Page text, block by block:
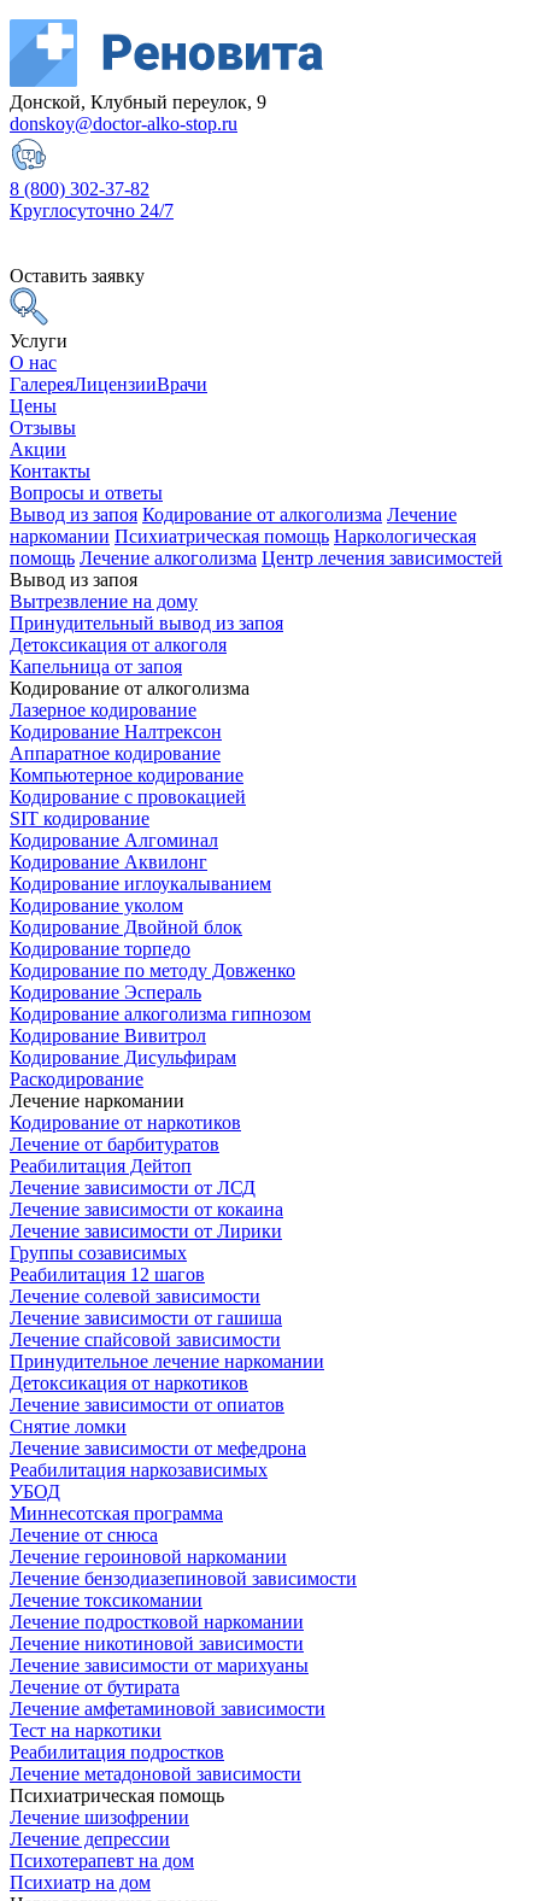
Донской, Клубный переулок, 9
donskoy@doctor-alko-stop.ru
8 (800) 302-37-82
Круглосуточно 24/7
Оставить заявку
Услуги
О нас
ГалереяЛицензииВрачи
Цены
Отзывы
Акции
Контакты
Вопросы и ответы
Вывод из запоя Кодирование от алкоголизма Лечение
наркомании Психиатрическая помощь Наркологическая
помощь Лечение алкоголизма Центр лечения зависимостей
Вывод из запоя
Вытрезвление на дому
Принудительный вывод из запоя
Детоксикация от алкоголя
Капельница от запоя
Кодирование от алкоголизма
Лазерное кодирование
Кодирование Налтрексон
Аппаратное кодирование
Компьютерное кодирование
Кодирование с провокацией
SIT кодирование
Кодирование Алгоминал
Кодирование Аквилонг
Кодирование иглоукалыванием
Кодирование уколом
Кодирование Двойной блок
Кодирование торпедо
Кодирование по методу Довженко
Кодирование Эспераль
Кодирование алкоголизма гипнозом
Кодирование Вивитрол
Кодирование Дисульфирам
Раскодирование
Лечение наркомании
Кодирование от наркотиков
Лечение от барбитуратов
Реабилитация Дейтоп
Лечение зависимости от ЛСД
Лечение зависимости от кокаина
Лечение зависимости от Лирики
Группы созависимых
Реабилитация 12 шагов
Лечение солевой зависимости
Лечение зависимости от гашиша
Лечение спайсовой зависимости
Принудительное лечение наркомании
Детоксикация от наркотиков
Лечение зависимости от опиатов
Снятие ломки
Лечение зависимости от мефедрона
Реабилитация наркозависимых
УБОД
Миннесотская программа
Лечение от снюса
Лечение героиновой наркомании
Лечение бензодиазепиновой зависимости
Лечение токсикомании
Лечение подростковой наркомании
Лечение никотиновой зависимости
Лечение зависимости от марихуаны
Лечение от бутирата
Лечение амфетаминовой зависимости
Тест на наркотики
Реабилитация подростков
Лечение метадоновой зависимости
Психиатрическая помощь
Лечение шизофрении
Лечение депрессии
Психотерапевт на дом
Психиатр на дом